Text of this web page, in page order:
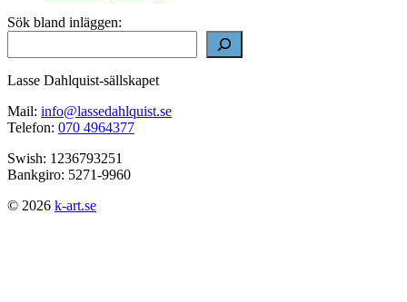
Sök bland inläggen:
Lasse Dahlquist-sällskapet
Mail: info@lassedahlquist.se
Telefon: 070 4964377
Swish: 1236793251
Bankgiro: 5271-9960
© 2026 k-art.se